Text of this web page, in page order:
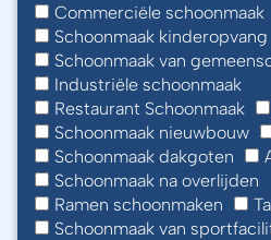
Commerciële schoonmaak
Schoonmaak kinderopvang
Schoonmaak van
Industriële schoonmaak
Restaurant Schoonmaak
Schoonmaak nieuwbouw
Schoonmaak dakgoten
Schoonmaak na overlijden
Ramen schoonmaken
Schoonmaak van